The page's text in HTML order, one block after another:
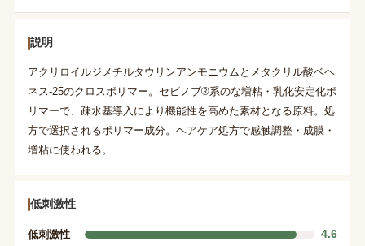
説明
アクリロイルジメチルタウリンアンモニウムとメタクリル酸ベヘ
ネス-25のクロスポリマー。セピノブ®系のな増粘・乳化安定化ポ
リマーで、疎水基導入により機能性を高めた素材となる原料。処
方で選択されるポリマー成分。ヘアケア処方で感触調整・成膜・
増粘に使われる。
低刺激性
低刺激性 4.6